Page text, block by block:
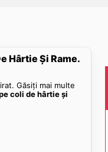
Hârtie Și Rame.
Găsiți mai multe
coli de hârtie și